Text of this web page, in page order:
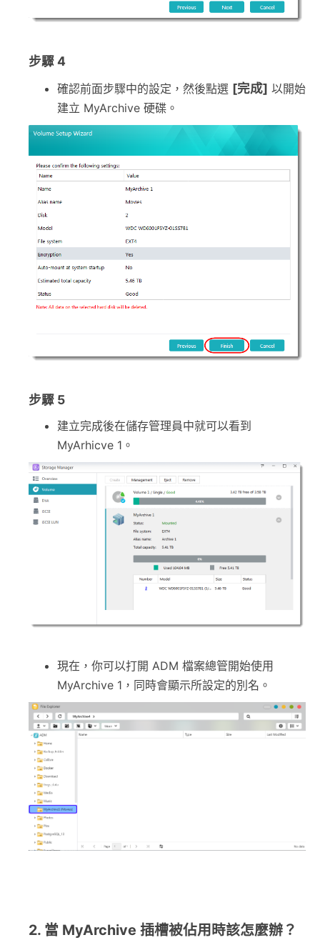
步驟 4
確認前面步驟中的設定，然後點選 [完成] 以開始
建立 MyArchive 硬碟。
步驟 5
建立完成後在儲存管理員中就可以看到
MyArhicve 1。
現在，你可以打開 ADM 檔案總管開始使用
MyArchive 1，同時會顯示所設定的別名。
2. 當 MyArchive 插槽被佔用時該怎麼辦？